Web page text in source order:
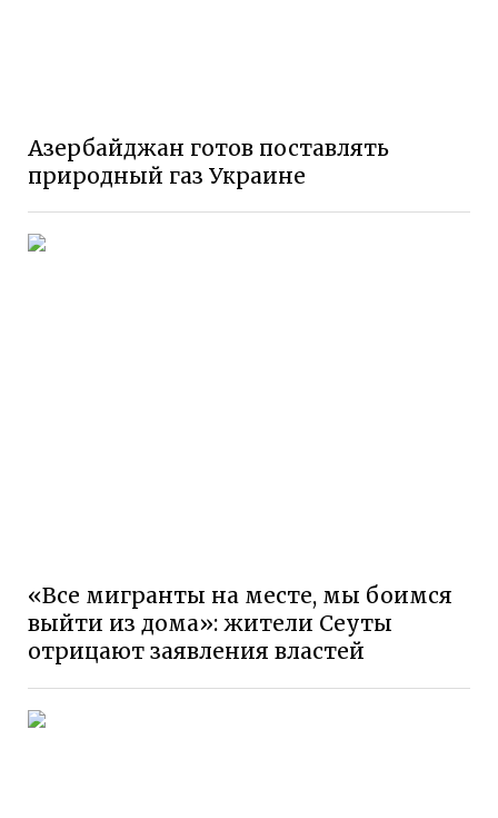
Азербайджан готов поставлять
природный газ Украине
«Все мигранты на месте, мы боимся
выйти из дома»: жители Сеуты
отрицают заявления властей